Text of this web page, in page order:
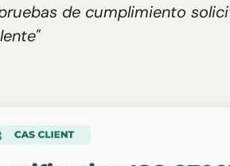
de cumplimiento